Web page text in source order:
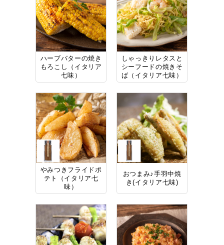
ハーブバターの焼き
もろこし（イタリア
七味）
しゃっきりレタスと
シーフードの焼きそ
ば（イタリア七味）
やみつきフライドポ
テト（イタリア七
味）
おつまみ♪手羽中焼
き(イタリア七味)